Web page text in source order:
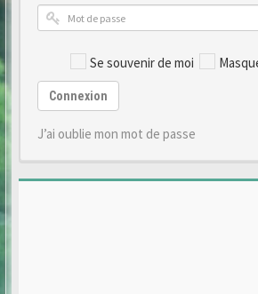
Se souvenir de moi
Connexion
J’ai oublie mon mot de passe